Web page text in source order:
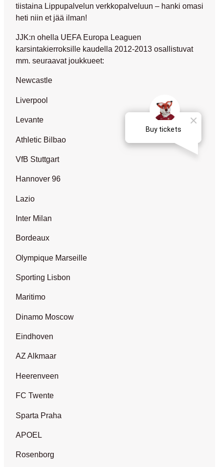
tiistaina Lippupalvelun verkkopalveluun – hanki omasi
heti niin et jää ilman!
JJK:n ohella UEFA Europa Leaguen
karsintakierroksille kaudella 2012-2013 osallistuvat
mm. seuraavat joukkueet:
Newcastle
Liverpool
Levante
Athletic Bilbao
VfB Stuttgart
Hannover 96
Lazio
Inter Milan
Bordeaux
Olympique Marseille
Sporting Lisbon
Maritimo
Dinamo Moscow
Eindhoven
AZ Alkmaar
Heerenveen
FC Twente
Sparta Praha
APOEL
Rosenborg